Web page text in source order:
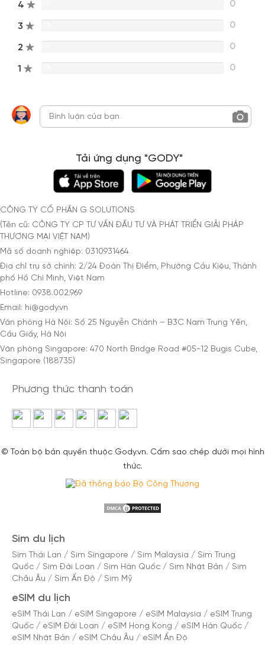
4 0
3 0
2 0
1 0
Tải ứng dụng "GODY"
CÔNG TY CỔ PHẦN G SOLUTIONS
(Tên cũ: CÔNG TY CP TƯ VẤN ĐẦU TƯ VÀ PHÁT TRIỂN GIẢI PHÁP
THƯƠNG MẠI VIỆT NAM)
Mã số doanh nghiệp: 0310931464
Địa chỉ trụ sở chính: 2/24 Đoàn Thị Điểm, Phường Cầu Kiệu, Thành
phố Hồ Chí Minh, Việt Nam
Hotline: 0938.002.969
Email: hi@gody.vn
Văn phòng Hà Nội: Số 25 Nguyễn Chánh – B3C Nam Trung Yên,
Cầu Giấy, Hà Nội
Văn phòng Singapore: 470 North Bridge Road #05-12 Bugis Cube,
Singapore (188735)
Phương thức thanh toán
© Toàn bộ bản quyền thuộc Gody.vn. Cấm sao chép dưới mọi hình
thức.
Sim du lịch
Sim Thái Lan / Sim Singapore / Sim Malaysia / Sim Trung
Quốc / Sim Đài Loan / Sim Hàn Quốc / Sim Nhật Bản / Sim
Châu Âu / Sim Ấn Độ / Sim Mỹ
eSIM du lịch
eSIM Thái Lan / eSIM Singapore / eSIM Malaysia / eSIM Trung
Quốc / eSIM Đài Loan / eSIM Hong Kong / eSIM Hàn Quốc /
eSIM Nhật Bản / eSIM Châu Âu / eSIM Ấn Độ